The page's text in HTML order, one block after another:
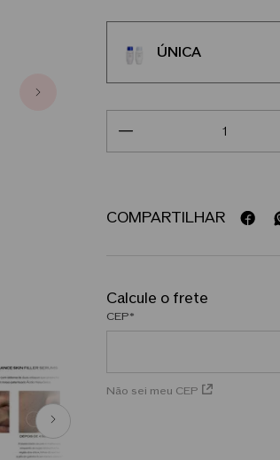
ÚNICA
COMPARTILHAR
CEP
Não sei meu CEP